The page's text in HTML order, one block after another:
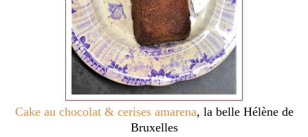
Cake au chocolat & cerises amarena, la belle Hélène de
Bruxelles